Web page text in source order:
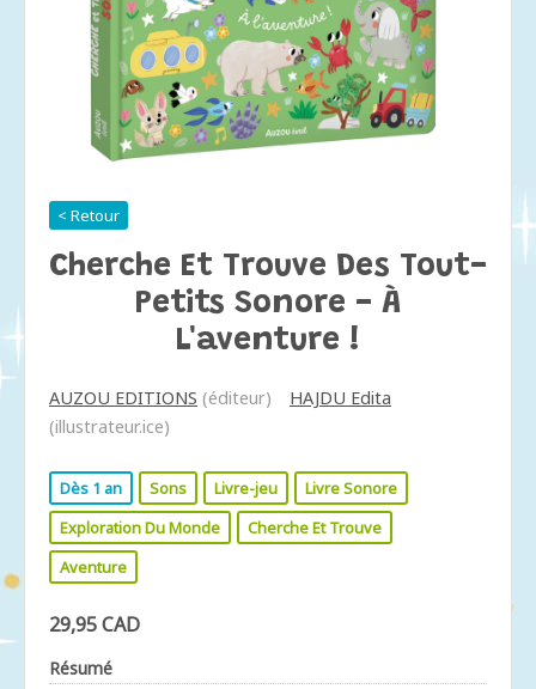
< Retour
Cherche Et Trouve Des Tout-
Petits Sonore - À
L'aventure !
AUZOU EDITIONS (éditeur)
HAJDU Edita
(illustrateur.ice)
Dès 1 an Sons Livre-jeu
Livre Sonore
Exploration Du Monde
Cherche Et Trouve
Aventure
29,95 CAD
Résumé